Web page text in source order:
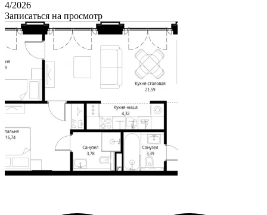
4/2026
Записаться на просмотр